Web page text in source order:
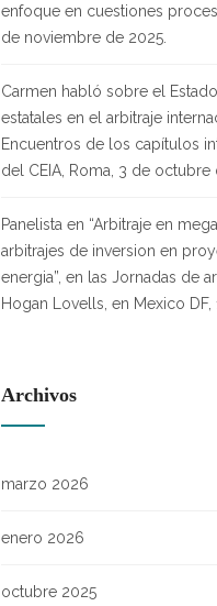
enfoque en cuestiones
de noviembre de 2025.
Carmen habló sobre el
estatales en el arbitraje
Encuentros de los capítulos
del CEIA, Roma, 3 de octubre
Panelista en “Arbitraje en
arbitrajes de inversion en
energia”, en las Jornadas de
Hogan Lovells, en Mexico DF,
Archivos
marzo 2026
enero 2026
octubre 2025